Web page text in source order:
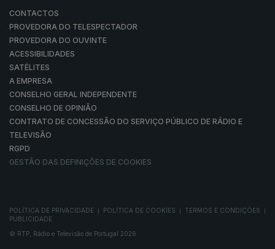
CONTACTOS
PROVEDORA DO TELESPECTADOR
PROVEDORA DO OUVINTE
ACESSIBILIDADES
SATÉLITES
A EMPRESA
CONSELHO GERAL INDEPENDENTE
CONSELHO DE OPINIÃO
CONTRATO DE CONCESSÃO DO SERVIÇO PÚBLICO DE RÁDIO E
TELEVISÃO
RGPD
GESTÃO DAS DEFINIÇÕES DE COOKIES
POLÍTICA DE PRIVACIDADE POLÍTICA DE COOKIES TERMOS E CONDIÇÕES
PUBLICIDADE
© RTP, Rádio e Televisão de Portugal 2026